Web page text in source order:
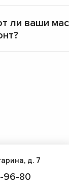
ли ваши
д. 7
96-80